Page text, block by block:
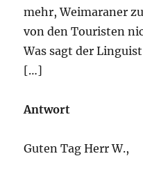
mehr, Weimaraner
von den Touristen
Was sagt der
[…]
Antwort
Guten Tag Herr W.,